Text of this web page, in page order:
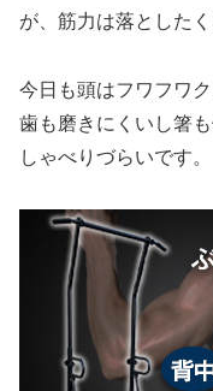
が、筋力は落としたく
今日も頭はフワフワ
歯も磨きにくいし箸も
しゃべりづらいです。